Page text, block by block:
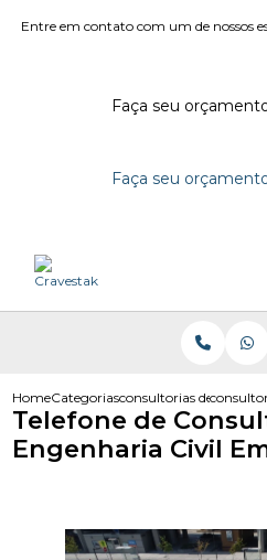
Entre em contato com um de nossos
Faça seu
Faça seu
HomeCategoriasconsultorias de
Telefone de
Engenharia Civil